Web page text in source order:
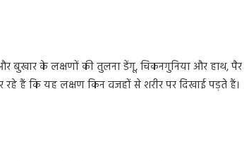
बुखार के लक्षणों की तुलना डेंगू, चिकनगुनिया और हाथ, पैर
हैं कि यह लक्षण किन वजहों से शरीर पर दिखाई पड़ते हैं।